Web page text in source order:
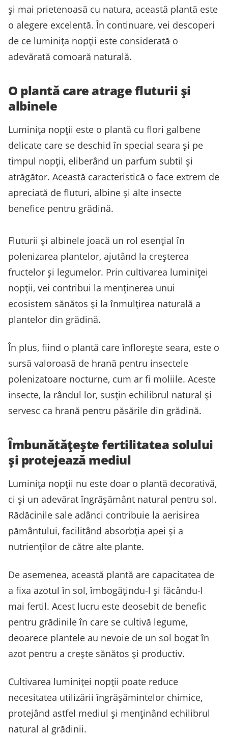
și mai prietenoasă cu natura, această plantă este
o alegere excelentă. În continuare, vei descoperi
de ce luminița nopții este considerată o
adevărată comoară naturală.
O plantă care atrage fluturii și
albinele
Luminița nopții este o plantă cu flori galbene
delicate care se deschid în special seara și pe
timpul nopții, eliberând un parfum subtil și
atrăgător. Această caracteristică o face extrem de
apreciată de fluturi, albine și alte insecte
benefice pentru grădină.
Fluturii și albinele joacă un rol esențial în
polenizarea plantelor, ajutând la creșterea
fructelor și legumelor. Prin cultivarea luminiței
nopții, vei contribui la menținerea unui
ecosistem sănătos și la înmulțirea naturală a
plantelor din grădină.
În plus, fiind o plantă care înflorește seara, este o
sursă valoroasă de hrană pentru insectele
polenizatoare nocturne, cum ar fi moliile. Aceste
insecte, la rândul lor, susțin echilibrul natural și
servesc ca hrană pentru păsările din grădină.
Îmbunătățește fertilitatea solului
și protejează mediul
Luminița nopții nu este doar o plantă decorativă,
ci și un adevărat îngrășământ natural pentru sol.
Rădăcinile sale adânci contribuie la aerisirea
pământului, facilitând absorbția apei și a
nutrienților de către alte plante.
De asemenea, această plantă are capacitatea de
a fixa azotul în sol, îmbogățindu-l și făcându-l
mai fertil. Acest lucru este deosebit de benefic
pentru grădinile în care se cultivă legume,
deoarece plantele au nevoie de un sol bogat în
azot pentru a crește sănătos și productiv.
Cultivarea luminiței nopții poate reduce
necesitatea utilizării îngrășămintelor chimice,
protejând astfel mediul și menținând echilibrul
natural al grădinii.